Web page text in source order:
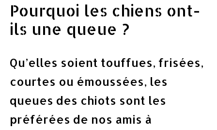
Pourquoi les chiens ont-
ils une queue ?
Qu’elles soient touffues, frisées,
courtes ou émoussées, les
queues des chiots sont les
préférées de nos amis à